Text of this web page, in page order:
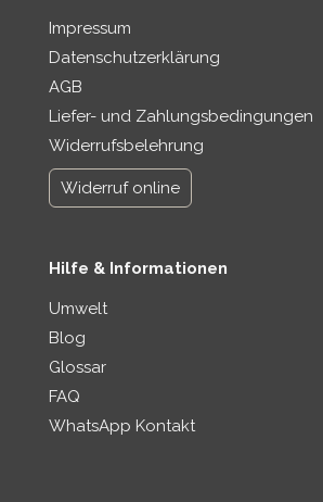
Impressum
Datenschutzerklärung
AGB
Liefer- und Zahlungsbedingungen
Widerrufsbelehrung
Widerruf online
Hilfe & Informationen
Umwelt
Blog
Glossar
FAQ
WhatsApp Kontakt